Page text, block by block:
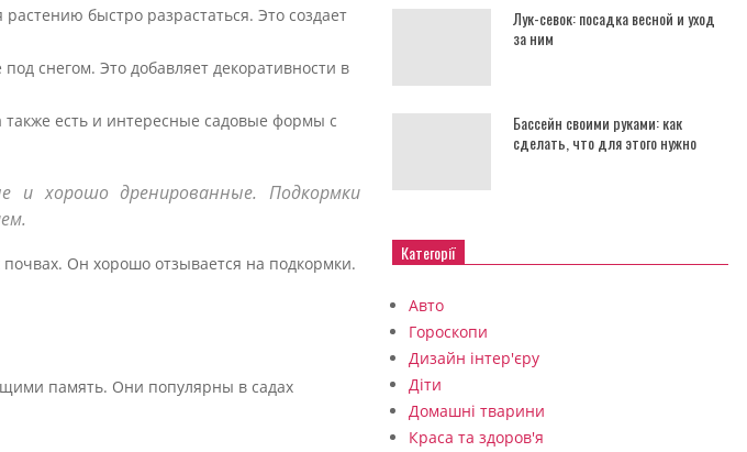
быстро разрастаться. Это создает
снегом. Это добавляет декоративности в
есть и интересные садовые формы с
и хорошо дренированные. Подкормки
Он хорошо отзывается на подкормки.
память. Они популярны в садах
Лук-севок: посадка весной и уход
за ним
Бассейн своими руками: как
сделать, что для этого нужно
Категорії
Авто
Гороскопи
Дизайн інтер'єру
Діти
Домашні тварини
Краса та здоров'я